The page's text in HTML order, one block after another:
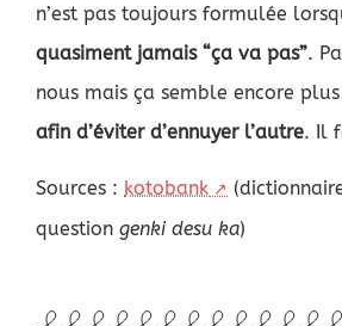
n’est pas toujours formulée
quasiment jamais “ça va pas”.
nous mais ça semble encore
afin d’éviter d’ennuyer l’autre. Il
Sources : kotobank
question genki desu ka)